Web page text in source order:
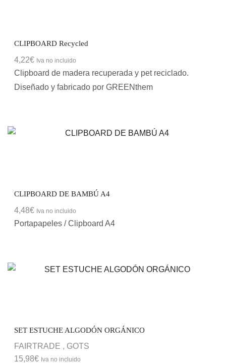
CLIPBOARD Recycled
4,22€ Iva no incluido
Clipboard de madera recuperada y pet reciclado.
Diseñado y fabricado por GREENthem
CLIPBOARD DE BAMBÚ A4
4,48€ Iva no incluido
Portapapeles / Clipboard A4
SET ESTUCHE ALGODÓN ORGÁNICO
FAIRTRADE , GOTS
15,98€ Iva no incluido